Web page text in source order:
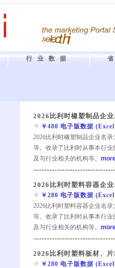
行业数据
2026比利时橡塑制品企
￥480 电子版数据
2026比利时橡塑制品企业名
等。收录了比利时从事本行
及与行业相关的机构等。
2026比利时塑料容器企
￥280 电子版数据
2026比利时塑料容器企业名
等。收录了比利时从事本行
及与行业相关的机构等。
2026比利时塑料板材、
￥280 电子版数据